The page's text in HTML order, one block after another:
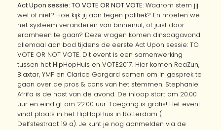
Act Upon sessie: TO VOTE OR NOT VOTE: Waarom stem jij
wel of niet? Hoe kijk jij aan tegen politiek? En moeten we
het systeem veranderen van binnenuit, of juist door
eromheen te gaan? Deze vragen komen dinsdagavond
allemaal aan bod tijdens de eerste Act Upon sessie: TO
VOTE OR NOT VOTE. Dit event is een samenwerking
tussen het HipHopHuis en VOTE2017. Hier komen ReaZun,
Blaxtar, YMP en Clarice Gargard samen om in gesprek te
gaan over de pros & cons van het stemmen. Stephanie
Afrifa is de host van de avond. De inloop start om 20.00
uur en eindigt om 22.00 uur. Toegang is gratis! Het event
vindt plaats in het HipHopHuis in Rotterdam (
Delfstestraat 19 a). Je kunt je nog aanmelden via de